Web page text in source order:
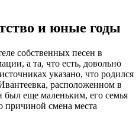
и юные годы
собственных песен в
а та, что есть, довольно
указано, что родился
расположенном в
был еще маленьким, его семья
причиной смена места